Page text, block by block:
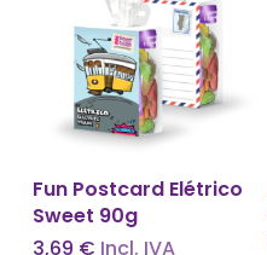
Adicionar
Fun Postcard Elétrico
Sweet 90g
3,69 € Incl. IVA